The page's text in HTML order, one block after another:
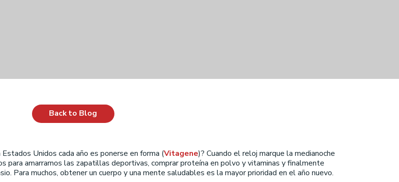
Back to Blog
Unidos cada año es ponerse en forma (Vitagene)? Cuando el reloj marque la medianoche
para amarrarnos las zapatillas deportivas, comprar proteína en polvo y vitaminas y finalmente
Para muchos, obtener un cuerpo y una mente saludables es la mayor prioridad en el año nuevo.